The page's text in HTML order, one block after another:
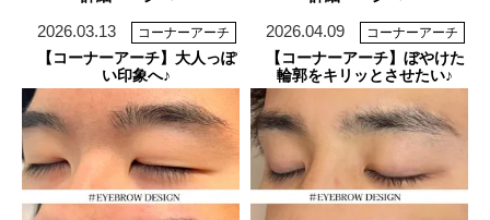
2026.03.13 コーナーアーチ
【コーナーアーチ】大人っぽ
い印象へ♪
2026.04.09 コーナーアーチ
【コーナーアーチ】ぼやけた
輪郭をキリッとさせたい♪